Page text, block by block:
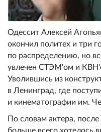
Одессит Алексей
окончил политех и три
по распределению, но
увлечен СТЭМ'ом и
Уволившись из
в Ленинград, где
и кинематографии им.
По словам актера,
больше всего хотелось